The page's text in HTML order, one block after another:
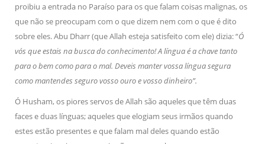
proibiu a entrada no Paraíso para os que falam coisas malignas, os
que não se preocupam com o que dizem nem com o que é dito
sobre eles. Abu Dharr (que Allah esteja satisfeito com ele) dizia: “Ó
vós que estais na busca do conhecimento! A língua é a chave tanto
para o bem como para o mal. Deveis manter vossa língua segura
como mantendes seguro vosso ouro e vosso dinheiro”.
Ó Husham, os piores servos de Allah são aqueles que têm duas
faces e duas línguas; aqueles que elogiam seus irmãos quando
estes estão presentes e que falam mal deles quando estão